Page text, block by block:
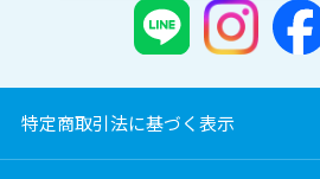
特定商取引法に基づく表示